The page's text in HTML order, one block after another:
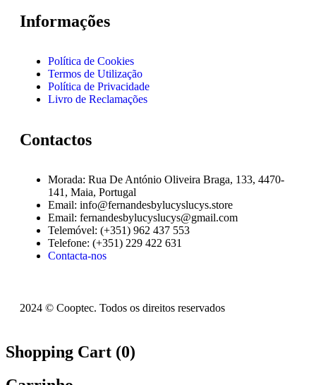
Informações
Política de Cookies
Termos de Utilização
Política de Privacidade
Livro de Reclamações
Contactos
Morada: Rua De António Oliveira Braga, 133, 4470-
141, Maia, Portugal
Email: info@fernandesbylucyslucys.store
Email: fernandesbylucyslucys@gmail.com
Telemóvel: (+351) 962 437 553
Telefone: (+351) 229 422 631
Contacta-nos
2024 © Cooptec. Todos os direitos reservados
Shopping Cart (0)